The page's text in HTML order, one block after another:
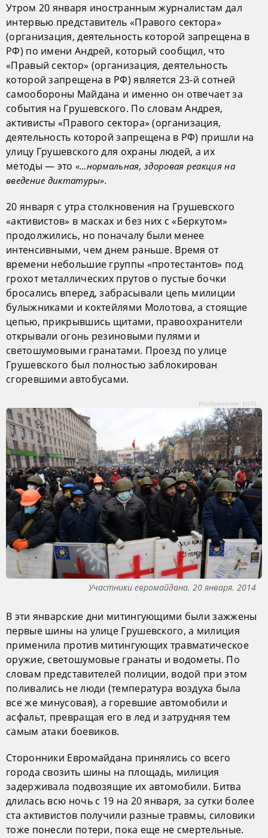
Утром 20 января иностранным журналистам дал
интервью представитель «Правого сектора»
(организация, деятельность которой запрещена в
РФ) по имени Андрей, который сообщил, что
«Правый сектор» (организация, деятельность
которой запрещена в РФ) является 23-й сотней
самообороны Майдана и именно он отвечает за
события на Грушевского. По словам Андрея,
активисты «Правого сектора» (организация,
деятельность которой запрещена в РФ) пришли на
улицу Грушевского для охраны людей, а их
методы — это «…нормальная, здоровая реакция на
введение диктатуры».
20 января с утра столкновения на Грушевского
«активистов» в масках и без них с «Беркутом»
продолжились, но поначалу были менее
интенсивными, чем днем раньше. Время от
времени небольшие группы «протестантов» под
грохот металлических прутов о пустые бочки
бросались вперед, забрасывали цепь милиции
булыжниками и коктейлями Молотова, а стоящие
цепью, прикрывшись щитами, правоохранители
открывали огонь резиновыми пулями и
светошумовыми гранатами. Проезд по улице
Грушевского был полностью заблокирован
сгоревшими автобусами.
Изображение: (сс0)
Участники евромайдана. 20 января. 2014
В эти январские дни митингующими были зажжены
первые шины на улице Грушевского, а милиция
применила против митингующих травматическое
оружие, светошумовые гранаты и водометы. По
словам представителей полиции, водой при этом
поливались не люди (температура воздуха была
все же минусовая), а горевшие автомобили и
асфальт, превращая его в лед и затрудняя тем
самым атаки боевиков.
Сторонники Евромайдана принялись со всего
города свозить шины на площадь, милиция
задерживала подвозящие их автомобили. Битва
длилась всю ночь с 19 на 20 января, за сутки более
ста активистов получили разные травмы, силовики
тоже понесли потери, пока еще не смертельные.